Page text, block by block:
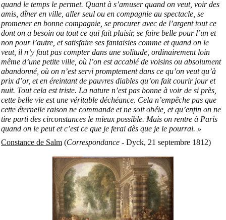
quand le temps le permet. Quant à s’amuser quand on veut, voir des
amis, dîner en ville, aller seul ou en compagnie au spectacle, se
promener en bonne compagnie, se procurer avec de l’argent tout ce
dont on a besoin ou tout ce qui fait plaisir, se faire belle pour l’un et
non pour l’autre, et satisfaire ses fantaisies comme et quand on le
veut, il n’y faut pas compter dans une solitude, ordinairement loin
même d’une petite ville, où l’on est accablé de voisins ou absolument
abandonné, où on n’est servi promptement dans ce qu’on veut qu’à
prix d’or, et en éreintant de pauvres diables qu’on fait courir jour et
nuit. Tout cela est triste. La nature n’est pas bonne à voir de si près,
cette belle vie est une véritable déchéance. Cela n’empêche pas que
cette éternelle raison ne commande et ne soit obéie, et qu’enfin on ne
tire parti des circonstances le mieux possible. Mais on rentre à Paris
quand on le peut et c’est ce que je ferai dès que je le pourrai. »
Constance de Salm (Correspondance - Dyck, 21 septembre 1812)